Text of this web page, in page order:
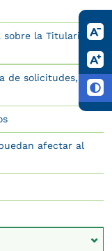
sobre la Titularidad
de solicitudes,
afectar al